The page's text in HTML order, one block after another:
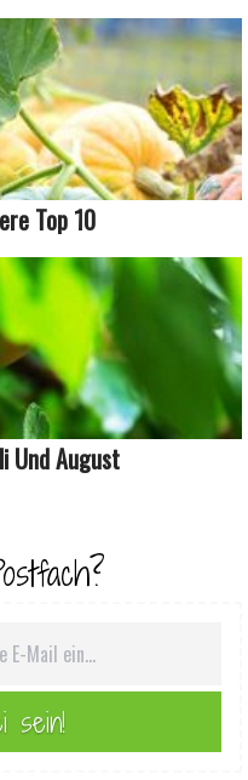
Top 10
Und August